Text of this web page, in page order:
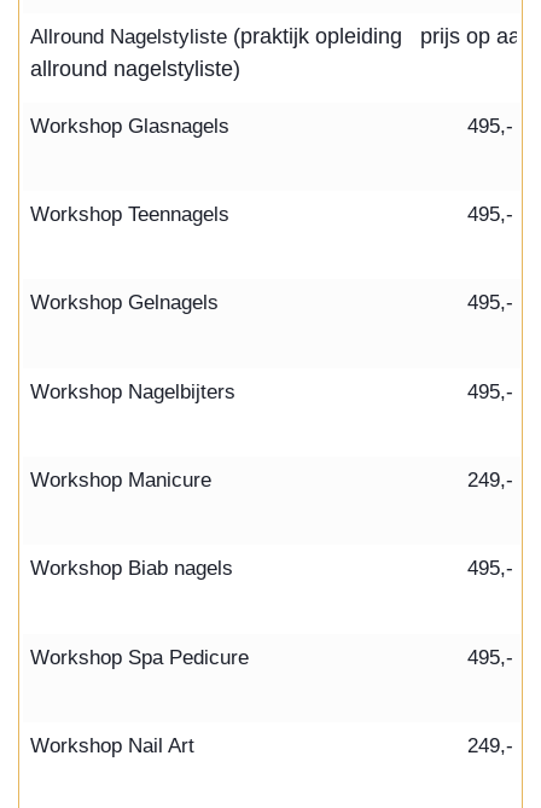
Allround Nagelstyliste (praktijk opleiding
allround nagelstyliste)
prijs op
Workshop Glasnagels 495,-
Workshop Teennagels 495,-
Workshop Gelnagels 495,-
Workshop Nagelbijters 495,-
Workshop Manicure 249,-
Workshop Biab nagels 495,-
Workshop Spa Pedicure 495,-
Workshop Nail Art 249,-